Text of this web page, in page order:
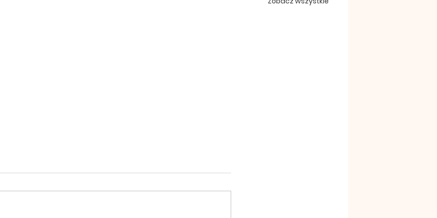
1.Witamy serdecznie naszego
rodaka Ks. Tomasza Łukaszuka
1.Dziękujemy za wszelkie ofiary
na potrzeby naszej wspólnoty.